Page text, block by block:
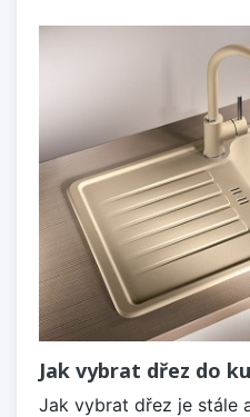
Jak vybrat dřez do
Jak vybrat dřez je stále